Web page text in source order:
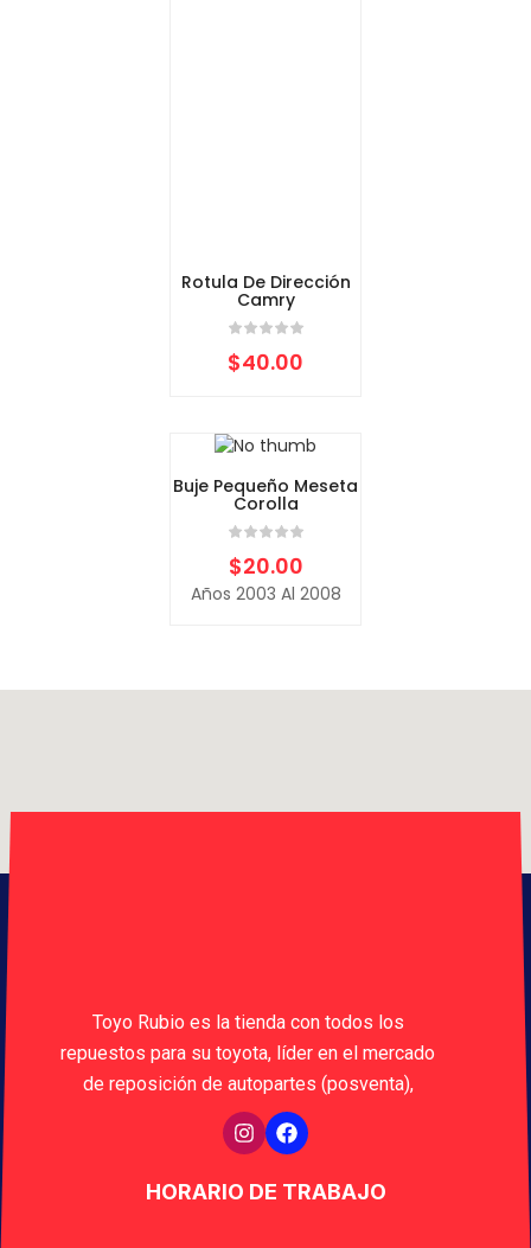
Rotula De Dirección
Camry
$40.00
Buje Pequeño Meseta
Corolla
$20.00
Años 2003 Al 2008
Toyo Rubio es la tienda con todos los
repuestos para su toyota, líder en el mercado
de reposición de autopartes (posventa),
HORARIO DE TRABAJO